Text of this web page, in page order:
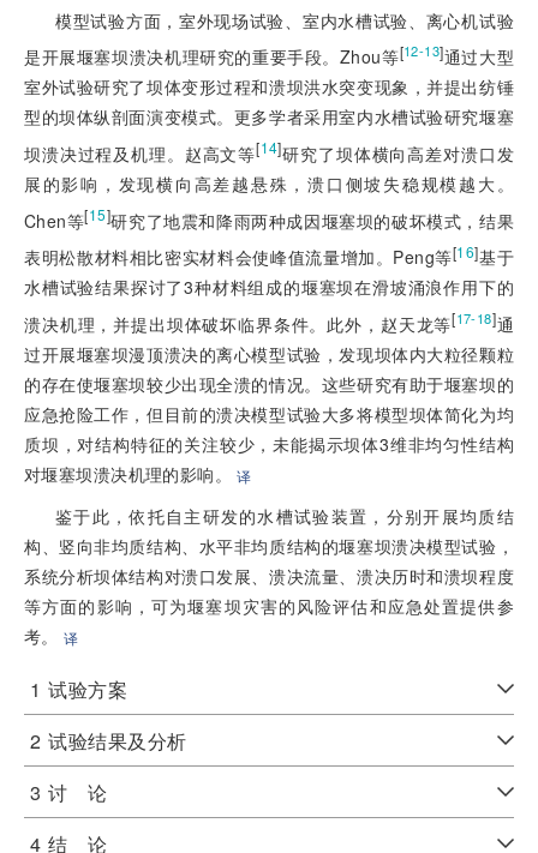
模型试验方面，室外现场试验、室内水槽试验、离心机试验
是开展堰塞坝溃决机理研究的重要手段。Zhou等[12-13]通过大型
室外试验研究了坝体变形过程和溃坝洪水突变现象，并提出纺锤
型的坝体纵剖面演变模式。更多学者采用室内水槽试验研究堰塞
坝溃决过程及机理。赵高文等[14]研究了坝体横向高差对溃口发
展的影响，发现横向高差越悬殊，溃口侧坡失稳规模越大。
Chen等[15]研究了地震和降雨两种成因堰塞坝的破坏模式，结果
表明松散材料相比密实材料会使峰值流量增加。Peng等[16]基于
水槽试验结果探讨了3种材料组成的堰塞坝在滑坡涌浪作用下的
溃决机理，并提出坝体破坏临界条件。此外，赵天龙等[17-18]通
过开展堰塞坝漫顶溃决的离心模型试验，发现坝体内大粒径颗粒
的存在使堰塞坝较少出现全溃的情况。这些研究有助于堰塞坝的
应急抢险工作，但目前的溃决模型试验大多将模型坝体简化为均
质坝，对结构特征的关注较少，未能揭示坝体3维非均匀性结构
对堰塞坝溃决机理的影响。译
鉴于此，依托自主研发的水槽试验装置，分别开展均质结
构、竖向非均质结构、水平非均质结构的堰塞坝溃决模型试验，
系统分析坝体结构对溃口发展、溃决流量、溃决历时和溃坝程度
等方面的影响，可为堰塞坝灾害的风险评估和应急处置提供参
考。
译
1 试验方案
2 试验结果及分析
3 讨 论
4 结 论